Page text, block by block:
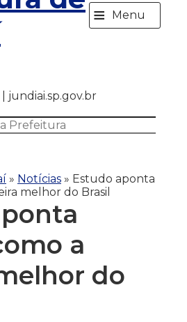
≡ Menu
jundiai.sp.gov.br
» Notícias » Estudo aponta
melhor do Brasil
a
do